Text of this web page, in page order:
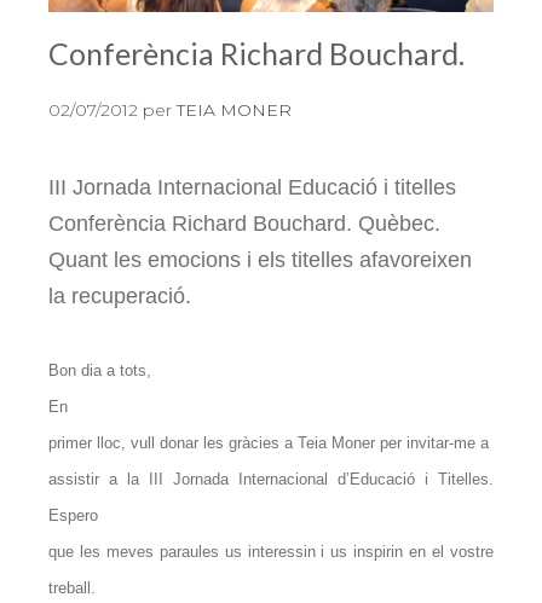
Conferència Richard Bouchard.
02/07/2012 perTEIA MONER
III Jornada Internacional Educació i titelles
Conferència Richard Bouchard. Quèbec.
Quant les emocions i els titelles afavoreixen
la recuperació.
Bon dia a tots,
En
primer lloc, vull donar les gràcies a Teia Moner per invitar-me a
assistir a la III Jornada Internacional d’Educació i Titelles.
Espero
que les meves paraules us interessin i us inspirin en el vostre
treball.